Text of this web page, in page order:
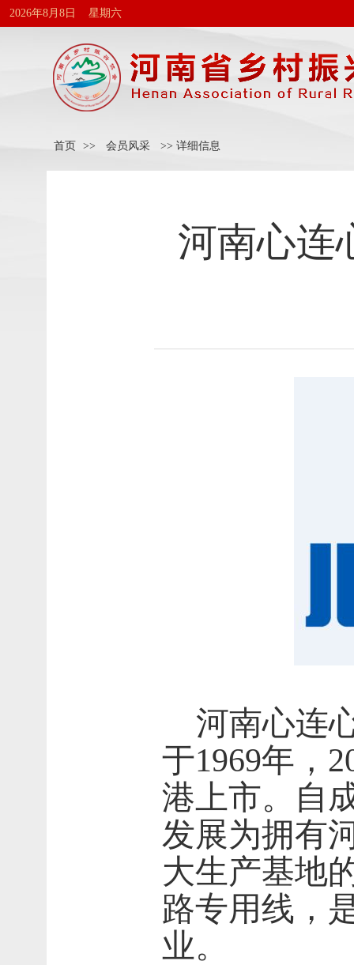
2026年8月8日 星期六
首页 >> 会员风采 >> 详细信息
河南心连
河南心连
于1969年，
港上市。自
发展为拥有
大生产基地
路专用线，
业。